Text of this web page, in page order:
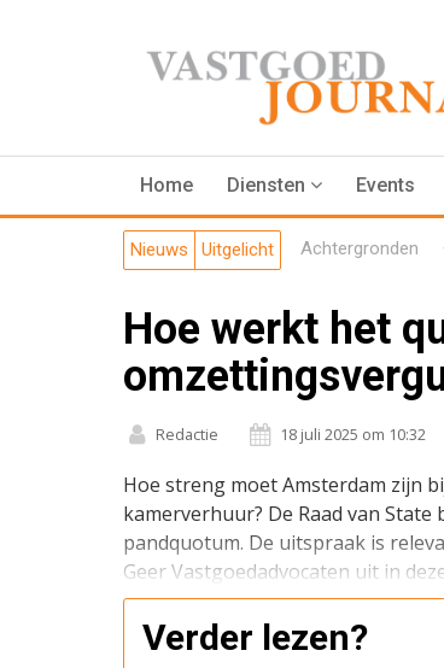
Home Diensten Events
Nieuws Uitgelicht Achtergronden
Hoe werkt het
Redactie 18 juli 2025 om 10:32
Hoe streng moet Amsterdam zijn
kamerverhuur? De Raad van
pandquotum. De uitspraak is
Geer Vastgoedadvocaten uit in
Verder lezen?